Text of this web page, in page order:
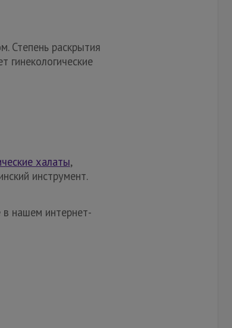
Степень раскрытия
халаты,
инструмент.
нашем интернет-